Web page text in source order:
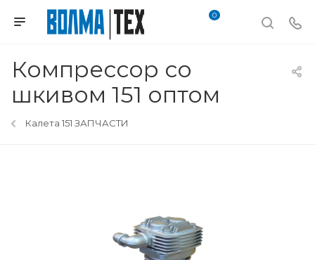
0
Компрессор со
шкивом 151 оптом
Калета 151 ЗАПЧАСТИ